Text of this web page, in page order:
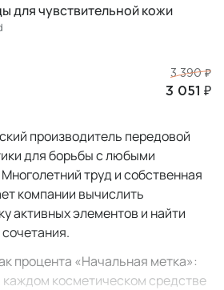
для чувствительной кожи
3 390 ₽
3 051 ₽
производитель передовой
для борьбы с любыми
труд и собственная
компании вычислить
активных элементов и найти
процента «Начальная метка»:
каждом косметическом средстве